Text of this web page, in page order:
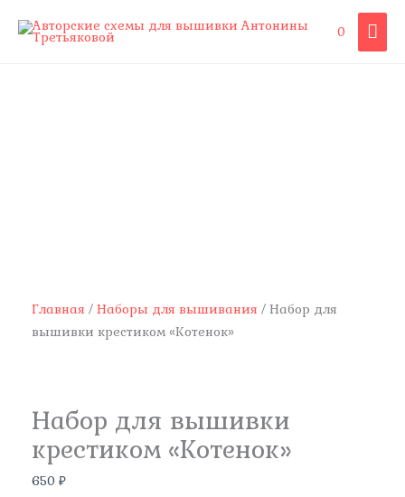
0
Главная / Наборы для вышивания / Набор для
вышивки крестиком «Котенок»
Набор для вышивки
крестиком «Котенок»
650 ₽